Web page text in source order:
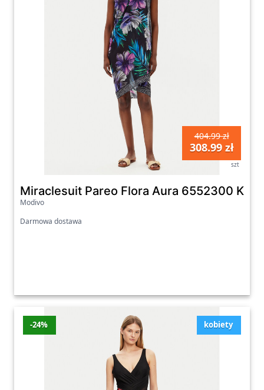
404.99 zł
308.99 zł
szt
Miraclesuit Pareo Flora Aura 6552300
Modivo
Darmowa dostawa
kobiety
-24%